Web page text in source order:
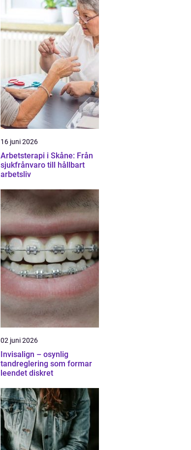
16 juni 2026
Arbetsterapi i Skåne: Från
sjukfrånvaro till hållbart
arbetsliv
02 juni 2026
Invisalign – osynlig
tandreglering som formar
leendet diskret